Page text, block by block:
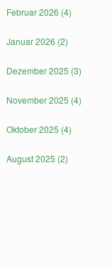
Februar 2026 (4)
Januar 2026 (2)
Dezember 2025 (3)
November 2025 (4)
Oktober 2025 (4)
August 2025 (2)